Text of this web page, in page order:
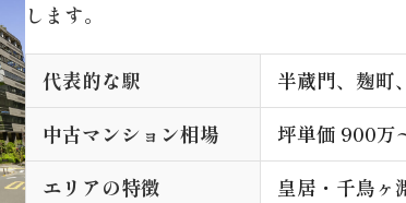
します。
代表的な駅
半蔵門、麹町
中古マンション相場
坪単価 900万
エリアの特徴
皇居・千鳥ヶ